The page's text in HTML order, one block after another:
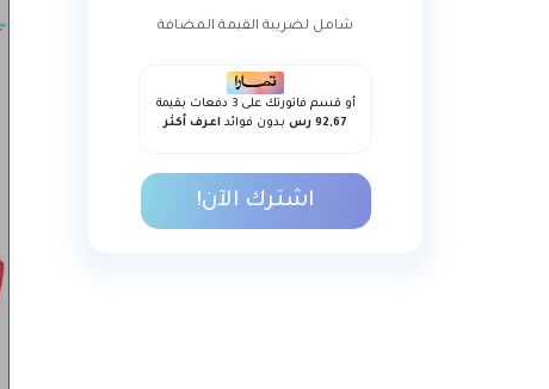
شامل لضريبة القيمة المضافة
أو قسم فاتورتك على 3 دفعات بقيمة
92,67 رس
بدون فوائد اعرف أكثر
اشترك الآن!